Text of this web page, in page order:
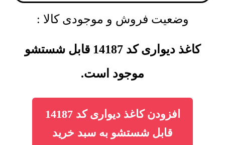
وضعیت فروش و موجودی کالا :
کاغذ دیواری کد 14187 قابل شستشو
موجود است.
افزودن کاغذ دیواری کد 14187
قابل شستشو به سبد خرید